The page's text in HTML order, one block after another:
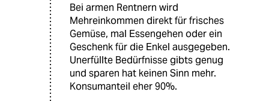
Bei armen Rentnern wird
Mehreinkommen direkt für frisches
Gemüse, mal Essengehen oder ein
Geschenk für die Enkel ausgegeben.
Unerfüllte Bedürfnisse gibts genug
und sparen hat keinen Sinn mehr.
Konsumanteil eher 90%.